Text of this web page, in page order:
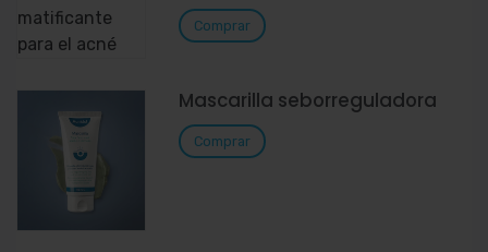
Comprar
Mascarilla seborreguladora
Comprar